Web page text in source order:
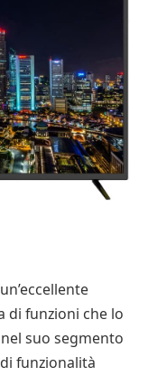
di funzioni che lo
suo segmento
funzionalità